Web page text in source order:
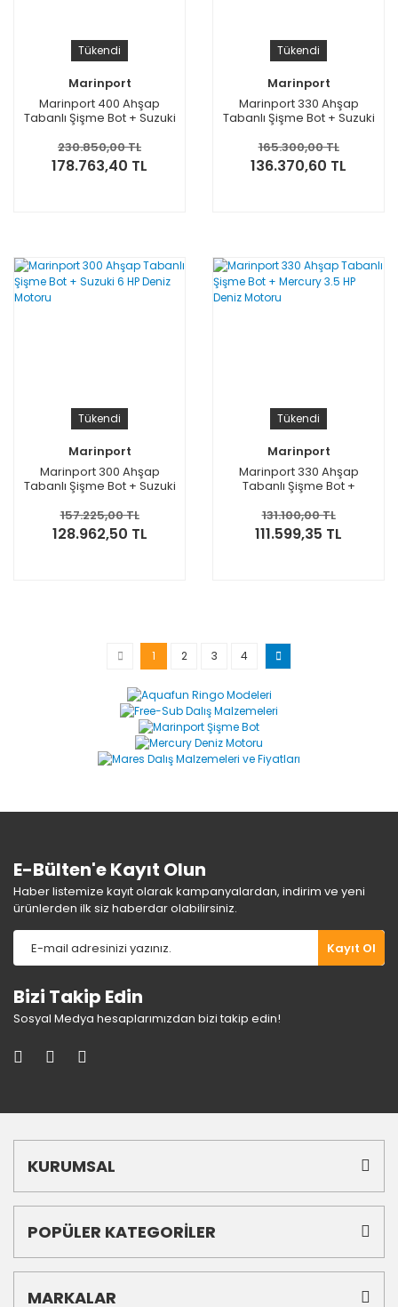
Tükendi
Marinport
Marinport 400 Ahşap
Tabanlı Şişme Bot + Suzuki
230.850,00 TL
178.763,40 TL
Tükendi
Marinport
Marinport 330 Ahşap
Tabanlı Şişme Bot + Suzuki
165.300,00 TL
136.370,60 TL
Tükendi
Marinport
Marinport 300 Ahşap
Tabanlı Şişme Bot + Suzuki
157.225,00 TL
128.962,50 TL
Tükendi
Marinport
Marinport 330 Ahşap
Tabanlı Şişme Bot +
Motoru
131.100,00 TL
111.599,35 TL
1 2 3 4
E-Bülten'e Kayıt Olun
Haber listemize kayıt olarak kampanyalardan, indirim ve yeni
ürünlerden ilk siz haberdar olabilirsiniz.
Kayıt Ol
Bizi Takip Edin
Sosyal Medya hesaplarımızdan bizi takip edin!
KURUMSAL
POPÜLER KATEGORİLER
MARKALAR